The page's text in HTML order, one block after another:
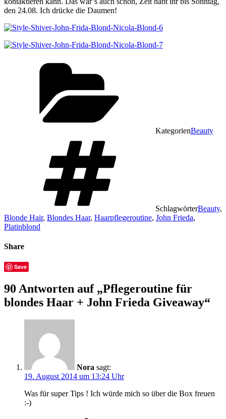
den 24.08. Ich drücke die Daumen!
KategorienBeauty
SchlagwörterBeauty,
Blonde Hair, Blondes Haar, Haarpflegeroutine, John Frieda,
Platinblond
Share
Save
90 Antworten auf „Pflegeroutine für
blondes Haar + John Frieda Giveaway“
Nora sagt:
19. August 2014 um 13:24 Uhr
Was für super Tips ! Ich würde mich so über die Box freuen
:-)